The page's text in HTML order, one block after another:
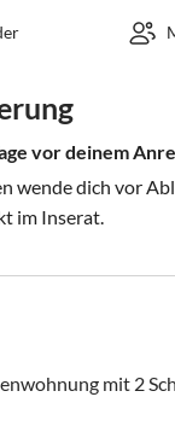
vor deinem
wende dich vor
im Inserat.
mit 2